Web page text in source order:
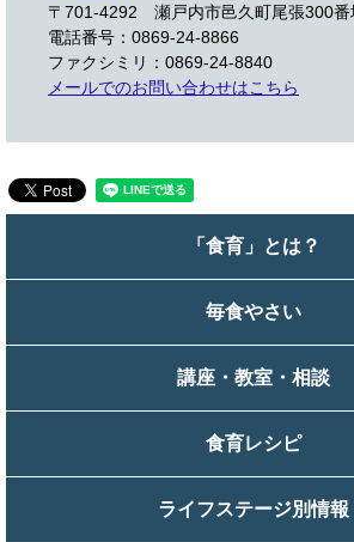
〒701-4292 瀬戸内市邑久町尾張300番
電話番号：0869-24-8866
ファクシミリ：0869-24-8840
メールでのお問い合わせはこちら
「食育」とは？
毎食やさい
講座・教室・相談
食育レシピ
ライフステージ別情報